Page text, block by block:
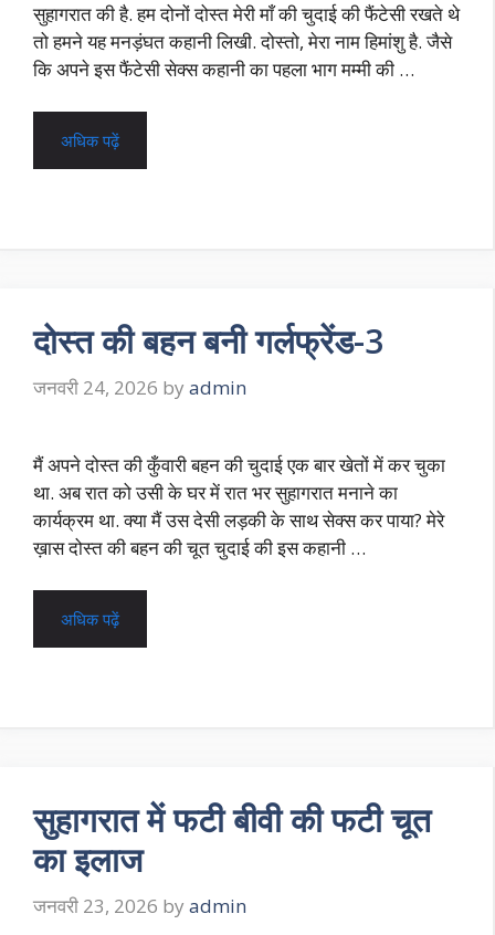
सुहागरात की है. हम दोनों दोस्त मेरी माँ की चुदाई की फैंटेसी रखते थे
तो हमने यह मनड़ंघत कहानी लिखी. दोस्तो, मेरा नाम हिमांशु है. जैसे
कि अपने इस फैंटेसी सेक्स कहानी का पहला भाग मम्मी की …
अधिक पढ़ें
दोस्त की बहन बनी गर्लफ्रेंड-3
जनवरी 24, 2026 by admin
मैं अपने दोस्त की कुँवारी बहन की चुदाई एक बार खेतों में कर चुका
था. अब रात को उसी के घर में रात भर सुहागरात मनाने का
कार्यक्रम था. क्या मैं उस देसी लड़की के साथ सेक्स कर पाया? मेरे
ख़ास दोस्त की बहन की चूत चुदाई की इस कहानी …
अधिक पढ़ें
सुहागरात में फटी बीवी की फटी चूत
का इलाज
जनवरी 23, 2026 by admin